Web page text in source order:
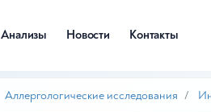
Анализы Новости Контакты
Аллергологические исследования